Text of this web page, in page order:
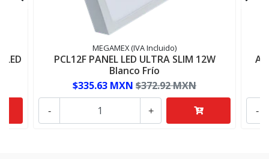
LED
MEGAMEX (IVA Incluido)
PCL12F PANEL LED ULTRA SLIM 12W
Blanco Frío
$335.63 MXN $372.92 MXN
+
- -